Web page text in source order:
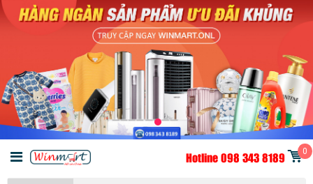
Hotline 098 343 8189 0